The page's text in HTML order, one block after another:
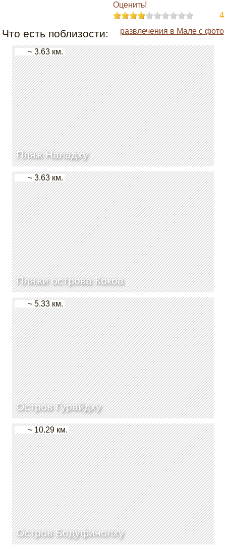
Оценить!
4
Что есть поблизости: развлечения в Мале с фото
Пляж Наладху
~ 3.63 км.
Пляжи острова Кокоа
~ 3.63 км.
Остров Гурайдху
~ 5.33 км.
Остров Бодуфинолху
~ 10.29 км.